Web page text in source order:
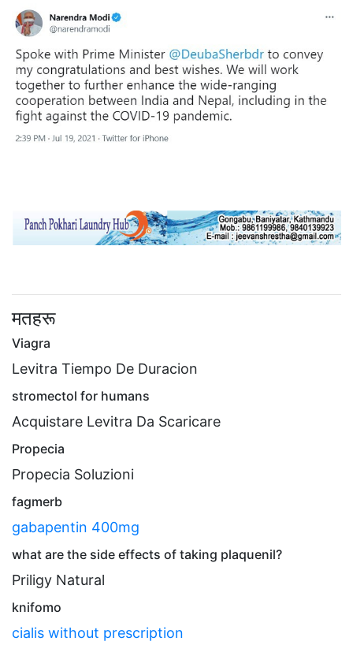
मतहरू
Viagra
Levitra Tiempo De Duracion
stromectol for humans
Acquistare Levitra Da Scaricare
Propecia
Propecia Soluzioni
fagmerb
gabapentin 400mg
what are the side effects of taking plaquenil?
Priligy Natural
knifomo
cialis without prescription